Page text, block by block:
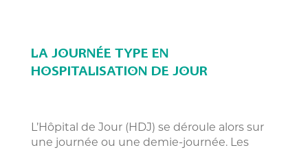
LA JOURNÉE TYPE EN
HOSPITALISATION DE JOUR
L’Hôpital de Jour (HDJ) se déroule alors sur
une journée ou une demie-journée. Les